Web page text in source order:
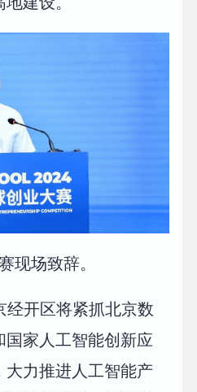
现场致辞。
经开区将紧抓北京数
家人工智能创新应
大力推进人工智能产